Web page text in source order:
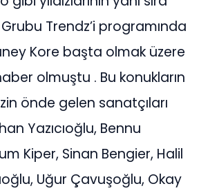
Trendz’i programında
Kore başta olmak üzere
olmuştu . Bu konukların
önde gelen sanatçıları
Yazıcıoğlu, Bennu
Kiper, Sinan Bengier, Halil
Uğur Çavuşoğlu, Okay